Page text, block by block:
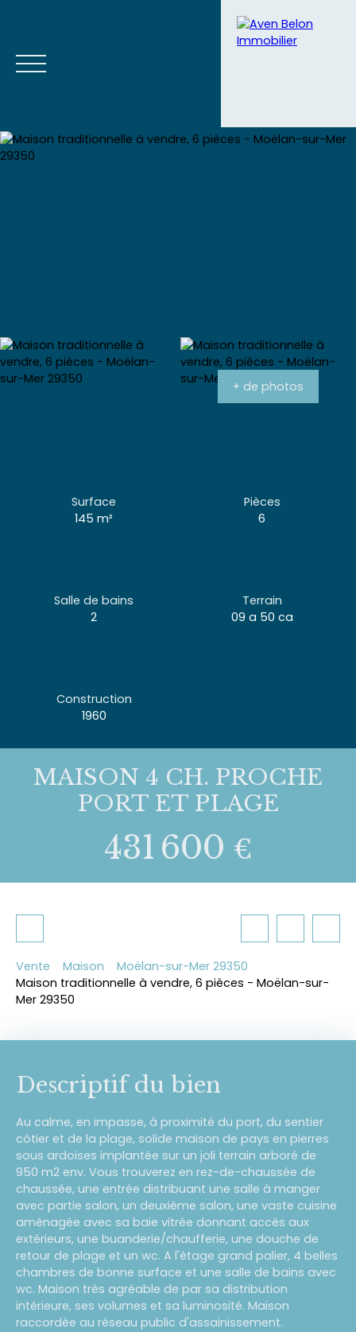
Estimation
+ de photos
Surface
145m²
Pièces
6
Salle de bains
2
Terrain
09 a 50 ca
Construction
1960
MAISON 4 CH. PROCHE
PORT ET PLAGE
431 600 €
Vente Maison
Moëlan-sur-Mer 29350
Maison traditionnelle à vendre, 6 pièces - Moëlan-sur-
Mer 29350
Descriptif du bien
Au calme, en impasse, à proximité du port, du sentier
côtier et de la plage, solide maison de pays en pierres
sous ardoises implantée sur un joli terrain arboré de
950 m2 env. Vous trouverez en rez-de-chaussée de
chaussée, une entrée distribuant une salle à manger
avec partie salon, un deuxième salon, une vaste cuisine
aménagée avec sa baie vitrée donnant accès aux
extérieurs, une buanderie/chaufferie, une douche de
retour de plage et un wc. A l'étage grand palier, 4 belles
chambres de bonne surface et une salle de bains avec
wc. Maison très agréable de par sa distribution
intérieure, ses volumes et sa luminosité. Maison
raccordée au réseau public d'assainissement.